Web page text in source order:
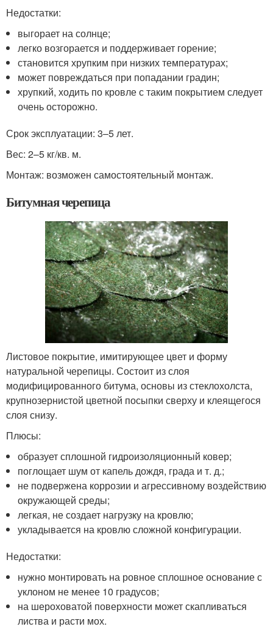
Недостатки:
выгорает на солнце;
легко возгорается и поддерживает горение;
становится хрупким при низких температурах;
может повреждаться при попадании градин;
хрупкий, ходить по кровле с таким покрытием следует
очень осторожно.
Срок эксплуатации: 3–5 лет.
Вес: 2–5 кг/кв. м.
Монтаж: возможен самостоятельный монтаж.
Битумная черепица
Листовое покрытие, имитирующее цвет и форму
натуральной черепицы. Состоит из слоя
модифицированного битума, основы из стеклохолста,
крупнозернистой цветной посыпки сверху и клеящегося
слоя снизу.
Плюсы:
образует сплошной гидроизоляционный ковер;
поглощает шум от капель дождя, града и т. д.;
не подвержена коррозии и агрессивному воздействию
окружающей среды;
легкая, не создает нагрузку на кровлю;
укладывается на кровлю сложной конфигурации.
Недостатки:
нужно монтировать на ровное сплошное основание с
уклоном не менее 10 градусов;
на шероховатой поверхности может скапливаться
листва и расти мох.